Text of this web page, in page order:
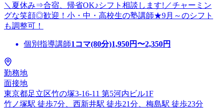
＼夏休み⇒合宿、帰省OK♪シフト相談します!／チャーミン
グな笑顔◎歓迎！小・中・高校生の塾講師★9月～のシフト
も調整可！
個別指導講師1コマ(80分)1,950円〜2,350円
勤務地
面接地
東京都足立区竹の塚3-16-11 第5河内ビル1F
竹ノ塚駅 徒歩7分、西新井駅 徒歩21分、梅島駅 徒歩23分